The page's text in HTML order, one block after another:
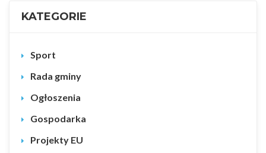
KATEGORIE
Sport
Rada gminy
Ogłoszenia
Gospodarka
Projekty EU